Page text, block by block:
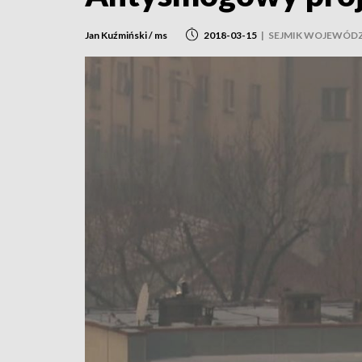
Jan Kuźmiński / ms 2018-03-15 | SEJMIK